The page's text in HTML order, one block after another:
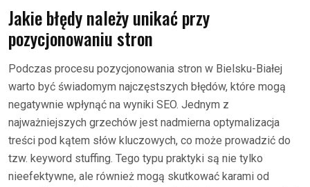
Jakie błędy należy unikać przy
pozycjonowaniu stron
Podczas procesu pozycjonowania stron w Bielsku-Białej
warto być świadomym najczęstszych błędów, które mogą
negatywnie wpłynąć na wyniki SEO. Jednym z
najważniejszych grzechów jest nadmierna optymalizacja
treści pod kątem słów kluczowych, co może prowadzić do
tzw. keyword stuffing. Tego typu praktyki są nie tylko
nieefektywne, ale również mogą skutkować karami od